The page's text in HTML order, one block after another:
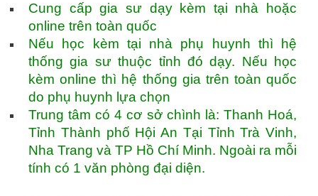
Cung cấp gia sư dạy kèm tại nhà hoặc
online trên toàn quốc
Nếu học kèm tại nhà phụ huynh thì hệ
thống gia sư thuộc tỉnh đó dạy. Nếu học
kèm online thì hệ thống gia trên toàn quốc
do phụ huynh lựa chọn
Trung tâm có 4 cơ sở chình là: Thanh Hoá,
Tỉnh Thành phố Hội An Tại Tỉnh Trà Vinh,
Nha Trang và TP Hồ Chí Minh. Ngoài ra mỗi
tính có 1 văn phòng đại diện.